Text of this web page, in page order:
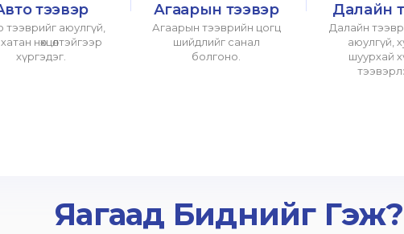
тээвэр
тээврийг аюулгүй,
нөхцөлтэйгээр
хүргэдэг.
Агаарын тээвэр
Агаарын тээврийн цогц
шийдлийг санал
болгоно.
Далайн
Далайн
аюулгүй,
шуурхай
Яагаад Биднийг Гэж?